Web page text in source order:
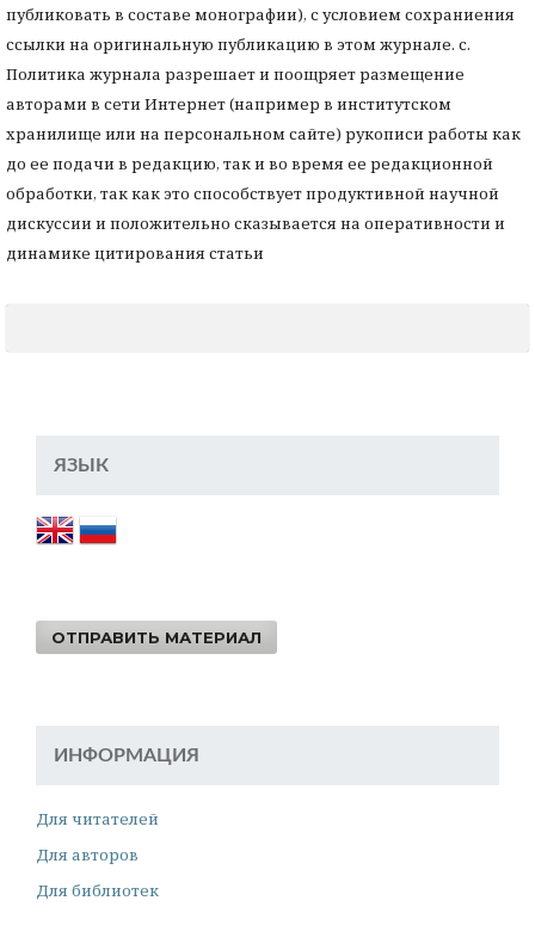
публиковать в составе монографии), с условием сохраниения
ссылки на оригинальную публикацию в этом журнале. с.
Политика журнала разрешает и поощряет размещение
авторами в сети Интернет (например в институтском
хранилище или на персональном сайте) рукописи работы как
до ее подачи в редакцию, так и во время ее редакционной
обработки, так как это способствует продуктивной научной
дискуссии и положительно сказывается на оперативности и
динамике цитирования статьи
ЯЗЫК
ОТПРАВИТЬ МАТЕРИАЛ
ИНФОРМАЦИЯ
Для читателей
Для авторов
Для библиотек